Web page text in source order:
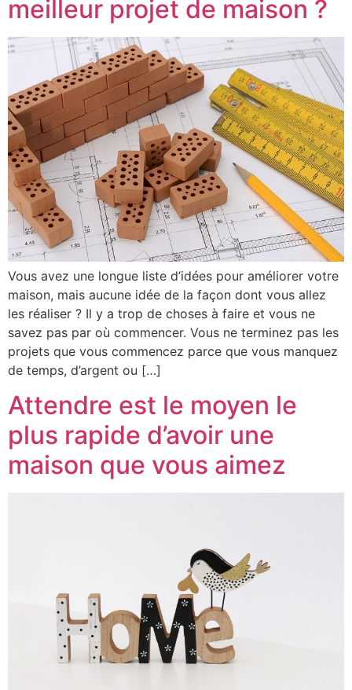
meilleur projet de maison ?
Vous avez une longue liste d’idées pour améliorer votre
maison, mais aucune idée de la façon dont vous allez
les réaliser ? Il y a trop de choses à faire et vous ne
savez pas par où commencer. Vous ne terminez pas les
projets que vous commencez parce que vous manquez
de temps, d’argent ou […]
Attendre est le moyen le
plus rapide d’avoir une
maison que vous aimez